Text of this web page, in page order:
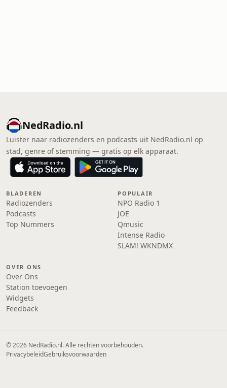
NedRadio.nl
Luister naar radiozenders en podcasts uit NedRadio.nl op
stad, genre of stemming — gratis op elk apparaat.
BLADEREN
Radiozenders
Podcasts
Top Nummers
POPULAIR
NPO Radio 1
JOE
Qmusic
Intense Radio
SLAM! WKNDMX
OVER ONS
Over Ons
Station toevoegen
Widgets
Feedback
© 2026 NedRadio.nl. Alle rechten voorbehouden.
PrivacybeleidGebruiksvoorwaarden